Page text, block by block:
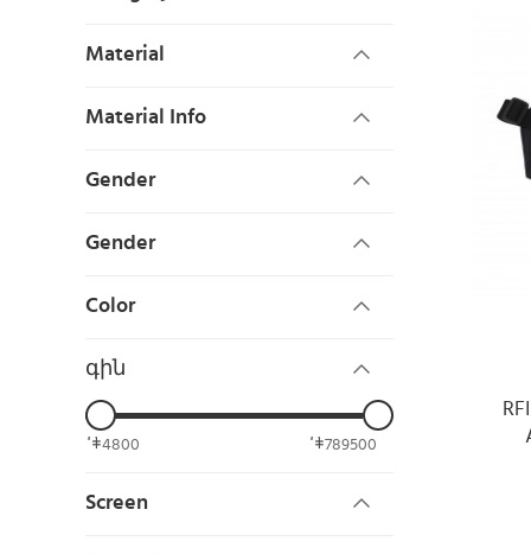
Material
Material Info
Gender
Gender
Color
գին
4800 789500
Screen